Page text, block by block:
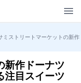
ミストリートマーケットの新
新作ドーナツ
注目スイーツ